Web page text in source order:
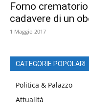
Forno
cadavere di un
1 Maggio 2017
CATEGORIE POPOLARI
Politica & Palazzo
Attualità